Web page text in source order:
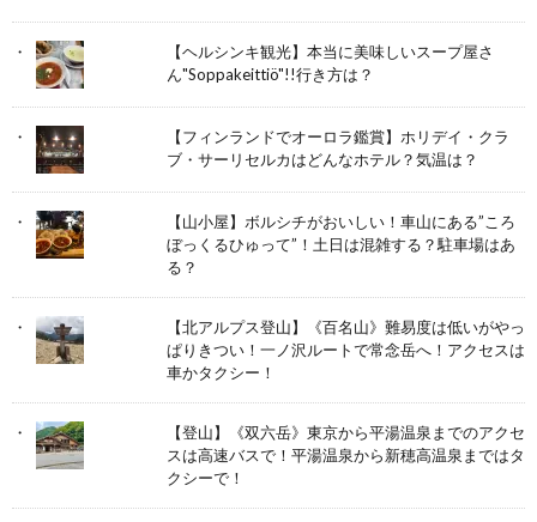
【ヘルシンキ観光】本当に美味しいスープ屋さ
ん"Soppakeittiö"!!行き方は？
【フィンランドでオーロラ鑑賞】ホリデイ・クラ
ブ・サーリセルカはどんなホテル？気温は？
【山小屋】ボルシチがおいしい！車山にある”ころ
ぼっくるひゅって”！土日は混雑する？駐車場はあ
る？
【北アルプス登山】《百名山》難易度は低いがやっ
ぱりきつい！一ノ沢ルートで常念岳へ！アクセスは
車かタクシー！
【登山】《双六岳》東京から平湯温泉までのアクセ
スは高速バスで！平湯温泉から新穂高温泉まではタ
クシーで！